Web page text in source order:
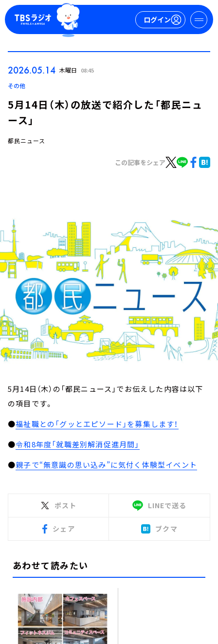
ログイン
イベント・グッズ
YouTube
会社情報
2026.05.14 木曜日 08:45
その他
5月14日（木）の放送で紹介した「都民ニュ
ース」
都民ニュース
この記事をシェア
5月14日（木）の「都民ニュース」でお伝えした内容は以下
の項目です。
●福祉職との「グッとエピソード」を募集します！
●令和8年度「就職差別解消促進月間」
●親子で“無意識の思い込み”に気付く体験型イベント
ポスト LINEで送る
シェア ブクマ
あわせて読みたい